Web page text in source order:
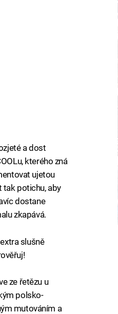
a dost
kterého zná
ujetou
tak potichu, aby
dostane
zkapává.
slušně
ze řetězu u
polsko-
mutováním a